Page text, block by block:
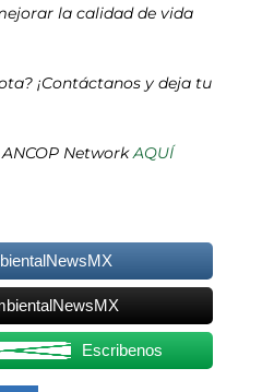
la calidad de vida
¡Contáctanos y deja tu
NetworkAQUÍ
Escribenos